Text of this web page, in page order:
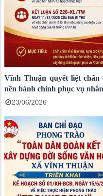
Vĩnh Thuận quyết liệt chấn
nền hành chính phục vụ
23/06/2026